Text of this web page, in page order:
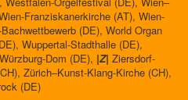
Franziskanerkirche (AT), Wien-
(DE), World Organ
Wuppertal-Stadthalle (DE),
Dom (DE), |Z| Ziersdorf-
Zürich–Kunst-Klang-Kirche (CH),
(DE)